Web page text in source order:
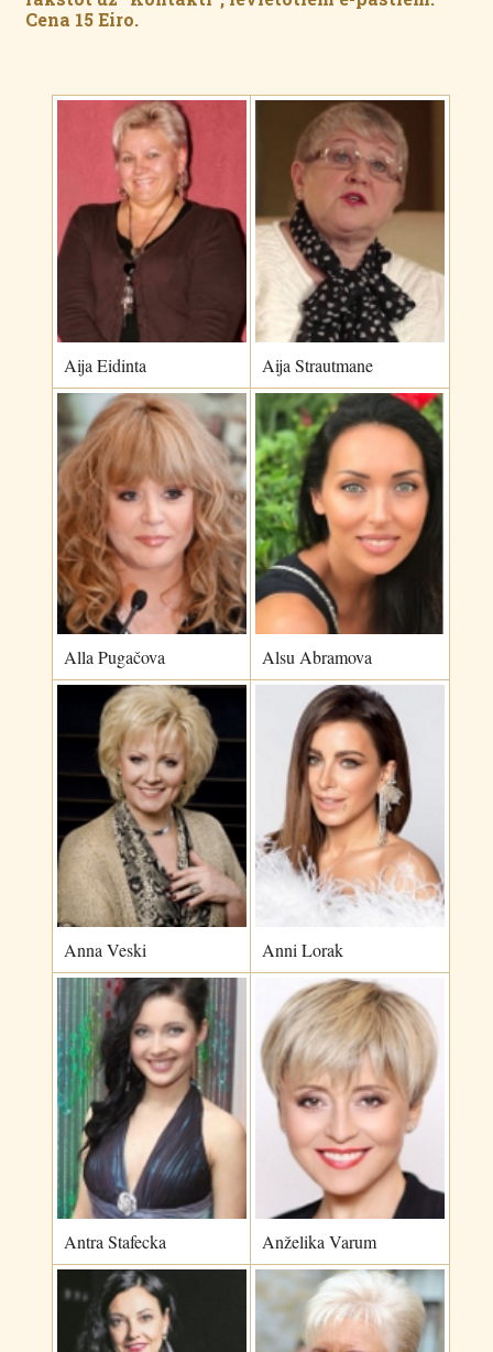
Cena 15 Eiro.
Aija Eidinta Aija Strautmane
Alla Pugačova Alsu Abramova
Anna Veski Anni Lorak
Antra Stafecka Anželika Varum